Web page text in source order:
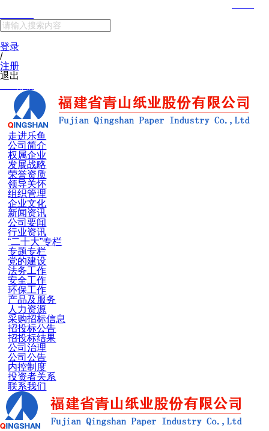
登录
/
注册
退出
走进乐鱼
公司简介
权属企业
发展战略
荣誉资质
领导关怀
组织管理
企业文化
新闻资讯
公司要闻
行业资讯
“二十大”专栏
专题专栏
党的建设
法务工作
安全工作
环保工作
产品及服务
人力资源
采购招标信息
招投标公告
招投标结果
公司治理
公司公告
内控制度
投资者关系
联系我们